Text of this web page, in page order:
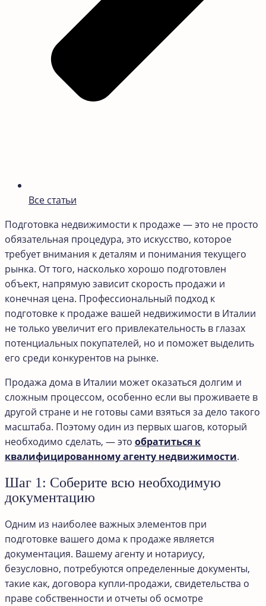
Все статьи
Подготовка недвижимости к продаже — это не просто
обязательная процедура, это искусство, которое
требует внимания к деталям и понимания текущего
рынка. От того, насколько хорошо подготовлен
объект, напрямую зависит скорость продажи и
конечная цена. Профессиональный подход к
подготовке к продаже вашей недвижимости в Италии
не только увеличит его привлекательность в глазах
потенциальных покупателей, но и поможет выделить
его среди конкурентов на рынке.
Продажа дома в Италии может оказаться долгим и
сложным процессом, особенно если вы проживаете в
другой стране и не готовы сами взяться за дело такого
масштаба. Поэтому один из первых шагов, который
необходимо сделать, — это обратиться к
квалифицированному агенту недвижимости.
Шаг 1: Соберите всю необходимую
документацию
Одним из наиболее важных элементов при
подготовке вашего дома к продаже является
документация. Вашему агенту и нотариусу,
безусловно, потребуются определенные документы,
такие как, договора купли-продажи, свидетельства о
праве собственности и отчеты об осмотре